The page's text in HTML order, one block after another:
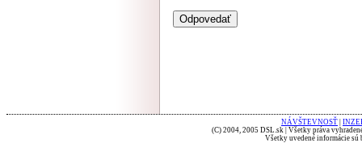
NÁVŠTEVNOSŤ
(C) 2004, 2005 DSL.sk | Všetky práva
Všetky uvedené informácie sú